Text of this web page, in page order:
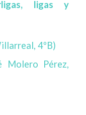
ligas y
4ºB)
Molero Pérez,